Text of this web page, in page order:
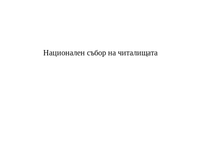
Национален събор на читалищата